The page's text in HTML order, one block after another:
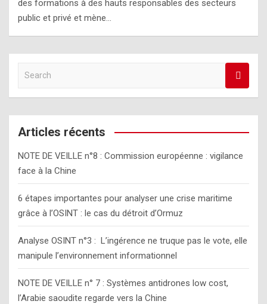
des formations à des hauts responsables des secteurs
public et privé et mène…
a
r
c
Articles récents
NOTE DE VEILLE n°8 : Commission européenne : vigilance
face à la Chine
6 étapes importantes pour analyser une crise maritime
grâce à l’OSINT : le cas du détroit d’Ormuz
Analyse OSINT n°3 : L’ingérence ne truque pas le vote, elle
manipule l’environnement informationnel
NOTE DE VEILLE n° 7 : Systèmes antidrones low cost,
l’Arabie saoudite regarde vers la Chine